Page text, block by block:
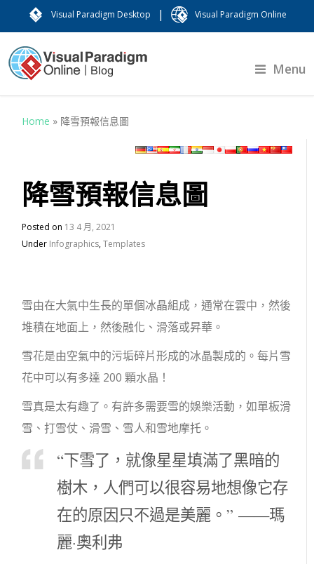
Visual Paradigm Desktop | Visual Paradigm Online
Menu
Home » 降雪預報信息圖
降雪預報信息圖
Posted on 13 4 月, 2021
Under Infographics,Templates
雪由在大氣中生長的單個冰晶組成，通常在雲中，然後
堆積在地面上，然後融化、滑落或昇華。
雪花是由空氣中的污垢碎片形成的冰晶製成的。每片雪
花中可以有多達 200 顆水晶！
雪真是太有趣了。有許多需要雪的娛樂活動，如單板滑
雪、打雪仗、滑雪、雪人和雪地摩托。
“下雪了，就像星星填滿了黑暗的
樹木，人們可以很容易地想像它存
在的原因只不過是美麗。” ——瑪
麗·奧利弗